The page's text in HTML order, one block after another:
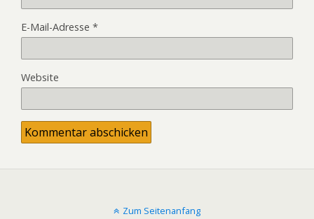
E-Mail-Adresse *
Website
Zum Seitenanfang